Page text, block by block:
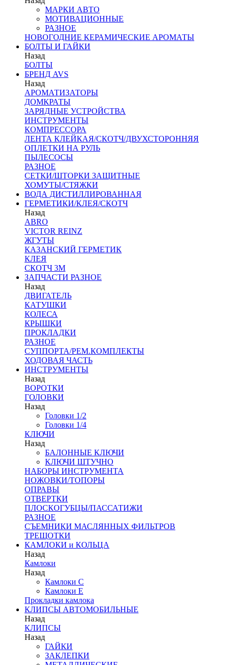
МАРКИ АВТО
МОТИВАЦИОННЫЕ
РАЗНОЕ
НОВОГОДНИЕ КЕРАМИЧЕСКИЕ АРОМАТЫ
БОЛТЫ И ГАЙКИ
Назад
БОЛТЫ
БРЕНД AVS
Назад
АРОМАТИЗАТОРЫ
ДОМКРАТЫ
ЗАРЯДНЫЕ УСТРОЙСТВА
ИНСТРУМЕНТЫ
КОМПРЕССОРА
ЛЕНТА КЛЕЙКАЯ/СКОТЧ/ДВУХСТОРОННЯЯ
ОПЛЕТКИ НА РУЛЬ
ПЫЛЕСОСЫ
РАЗНОЕ
СЕТКИ/ШТОРКИ ЗАЩИТНЫЕ
ХОМУТЫ/СТЯЖКИ
ВОДА ДИСТИЛЛИРОВАННАЯ
ГЕРМЕТИКИ/КЛЕЯ/СКОТЧ
Назад
ABRO
VICTOR REINZ
ЖГУТЫ
КАЗАНСКИЙ ГЕРМЕТИК
КЛЕЯ
СКОТЧ 3М
ЗАПЧАСТИ РАЗНОЕ
Назад
ДВИГАТЕЛЬ
КАТУШКИ
КОЛЕСА
КРЫШКИ
ПРОКЛАДКИ
РАЗНОЕ
СУППОРТА/РЕМ.КОМПЛЕКТЫ
ХОДОВАЯ ЧАСТЬ
ИНСТРУМЕНТЫ
Назад
ВОРОТКИ
ГОЛОВКИ
Назад
Головки 1/2
Головки 1/4
КЛЮЧИ
Назад
БАЛОННЫЕ КЛЮЧИ
КЛЮЧИ ШТУЧНО
НАБОРЫ ИНСТРУМЕНТА
НОЖОВКИ/ТОПОРЫ
ОПРАВЫ
ОТВЕРТКИ
ПЛОСКОГУБЦЫ/ПАССАТИЖИ
РАЗНОЕ
СЪЕМНИКИ МАСЛЯННЫХ ФИЛЬТРОВ
ТРЕЩОТКИ
КАМЛОКИ и КОЛЬЦА
Назад
Камлоки
Назад
Камлоки C
Камлоки Е
Прокладки камлока
КЛИПСЫ АВТОМОБИЛЬНЫЕ
Назад
КЛИПСЫ
Назад
ГАЙКИ
ЗАКЛЕПКИ